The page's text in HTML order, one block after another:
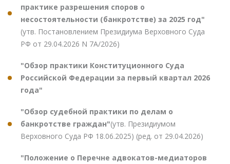
практике разрешения споров о
несостоятельности (банкротстве) за 2025 год"
(утв. Постановлением Президиума Верховного Суда
РФ от 29.04.2026 N 7А/2026)
"Обзор практики Конституционного Суда
Российской Федерации за первый квартал 2026
года"
"Обзор судебной практики по делам о
банкротстве граждан"(утв. Президиумом
Верховного Суда РФ 18.06.2025) (ред. от 29.04.2026)
"Положение о Перечне адвокатов-медиаторов